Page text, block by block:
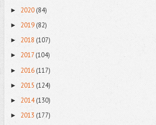
► 2020 (84)
► 2019(82)
► 2018 (107)
► 2017 (104)
► 2016(117)
► 2015 (124)
► 2014(130)
► 2013 (177)